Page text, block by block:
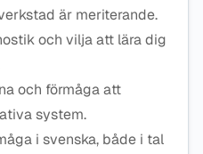
är meriterande.
och vilja att lära dig
och förmåga att
system.
i svenska, både i tal